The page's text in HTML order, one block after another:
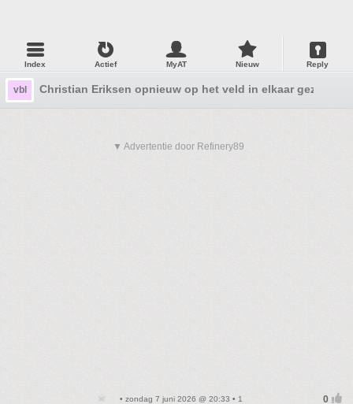
Index Actief MyAT Nieuw Reply
vbl Christian Eriksen opnieuw op het veld in elkaar gezakt
▼ Advertentie door Refinery89
• zondag 7 juni 2026 @ 20:33 • 1